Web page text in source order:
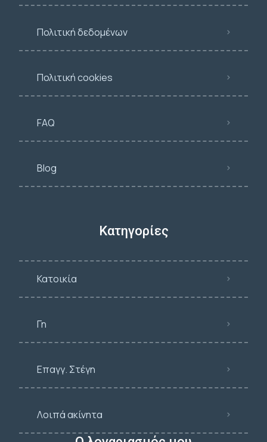
Πολιτική δεδομένων
Πολιτική cookies
FAQ
Blog
Κατηγορίες
Κατοικία
Γη
Επαγγ. Στέγη
Λοιπά ακίνητα